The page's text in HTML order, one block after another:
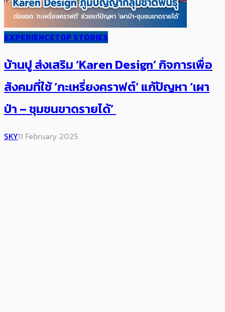
EXPERIENCETOP STORIES
บ้านปู ส่งเสริม ‘Karen Design’ กิจการเพื่อ
สังคมที่ใช้ ‘กะเหรี่ยงคราฟต์’ แก้ปัญหา ‘เผา
ป่า – ชุมชนขาดรายได้’
SKY11 February 2025